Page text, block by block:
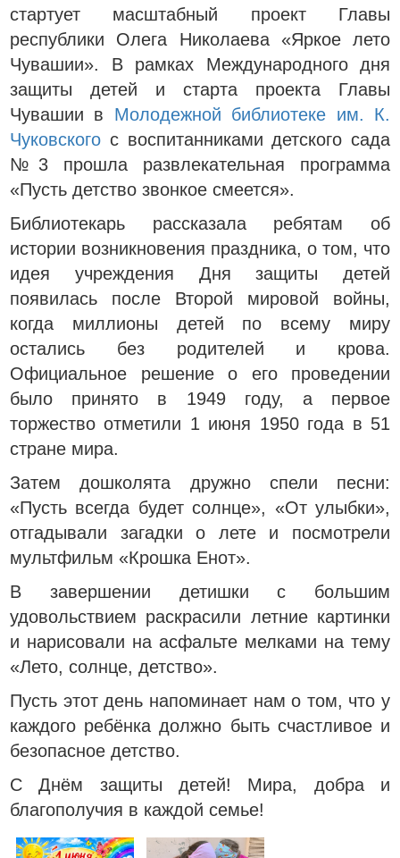
стартует масштабный проект Главы
республики Олега Николаева «Яркое лето
Чувашии». В рамках Международного дня
защиты детей и старта проекта Главы
Чувашии в Молодежной библиотеке им. К.
Чуковского с воспитанниками детского сада
№3 прошла развлекательная программа
«Пусть детство звонкое смеется».
Библиотекарь рассказала ребятам об
истории возникновения праздника, о том, что
идея учреждения Дня защиты детей
появилась после Второй мировой войны,
когда миллионы детей по всему миру
остались без родителей и крова.
Официальное решение о его проведении
было принято в 1949 году, а первое
торжество отметили 1 июня 1950 года в 51
стране мира.
Затем дошколята дружно спели песни:
«Пусть всегда будет солнце», «От улыбки»,
отгадывали загадки о лете и посмотрели
мультфильм «Крошка Енот».
В завершении детишки с большим
удовольствием раскрасили летние картинки
и нарисовали на асфальте мелками на тему
«Лето, солнце, детство».
Пусть этот день напоминает нам о том, что у
каждого ребёнка должно быть счастливое и
безопасное детство.
С Днём защиты детей! Мира, добра и
благополучия в каждой семье!